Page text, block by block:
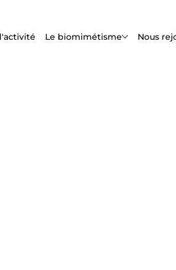
Le biomimétisme Nous